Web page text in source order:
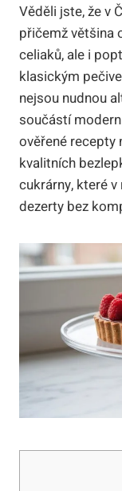
Věděli jste, že v
přičemž většina
celiaků, ale i
klasickým
nejsou nudnou
součástí
ověřené recepty
kvalitních
cukrárny, které
dezerty bez